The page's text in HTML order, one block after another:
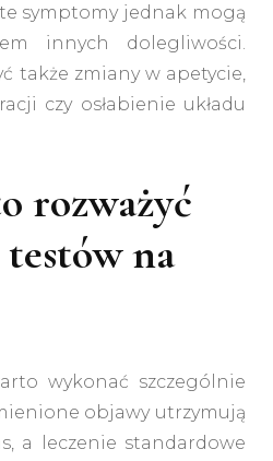
symptomy jednak mogą
innych dolegliwości.
także zmiany w apetycie,
czy osłabienie układu
rozważyć
na
wykonać szczególnie
objawy utrzymują
a leczenie standardowe